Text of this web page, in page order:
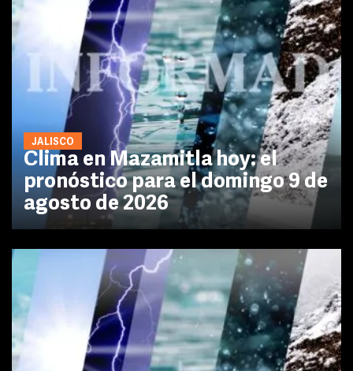
JALISCO
Clima en Mazamitla hoy: el
pronóstico para el domingo 9 de
agosto de 2026